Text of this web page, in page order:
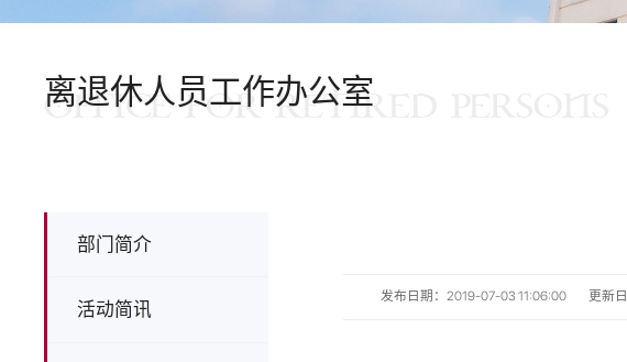
离退休人员工作办公室
OFFICE FOR RETIRED PERSONS
部门简介
活动简讯
发布日期：2019-07-03 11:06:00 更新